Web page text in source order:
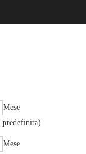
Mese
predefinita)
Mese